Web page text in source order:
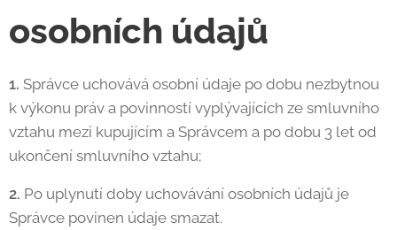
osobních údajů
1. Správce uchovává osobní údaje po dobu nezbytnou
k výkonu práv a povinností vyplývajících ze smluvního
vztahu mezi kupujícím a Správcem a po dobu 3 let od
ukončení smluvního vztahu;
2. Po uplynutí doby uchovávání osobních údajů je
Správce povinen údaje smazat.